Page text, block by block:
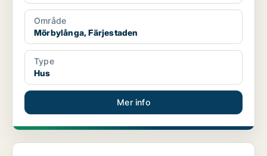
Område
Mörbylånga, Färjestaden
Type
Hus
Mer info
Lägenhet i Kalmar